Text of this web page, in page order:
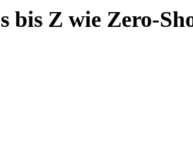
bis Z wie Zero-